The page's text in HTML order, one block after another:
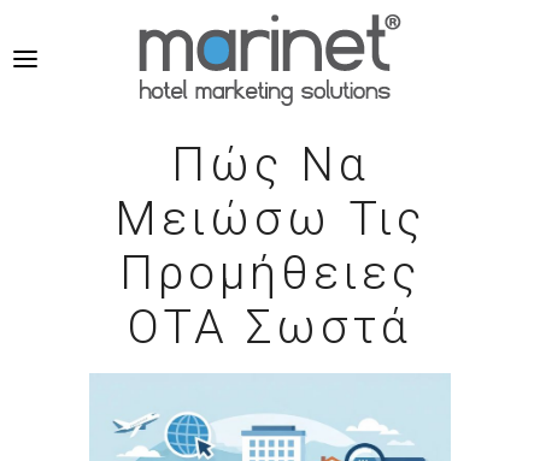
Πώς Να
Μειώσω Τις
Προμήθειες
OTA Σωστά